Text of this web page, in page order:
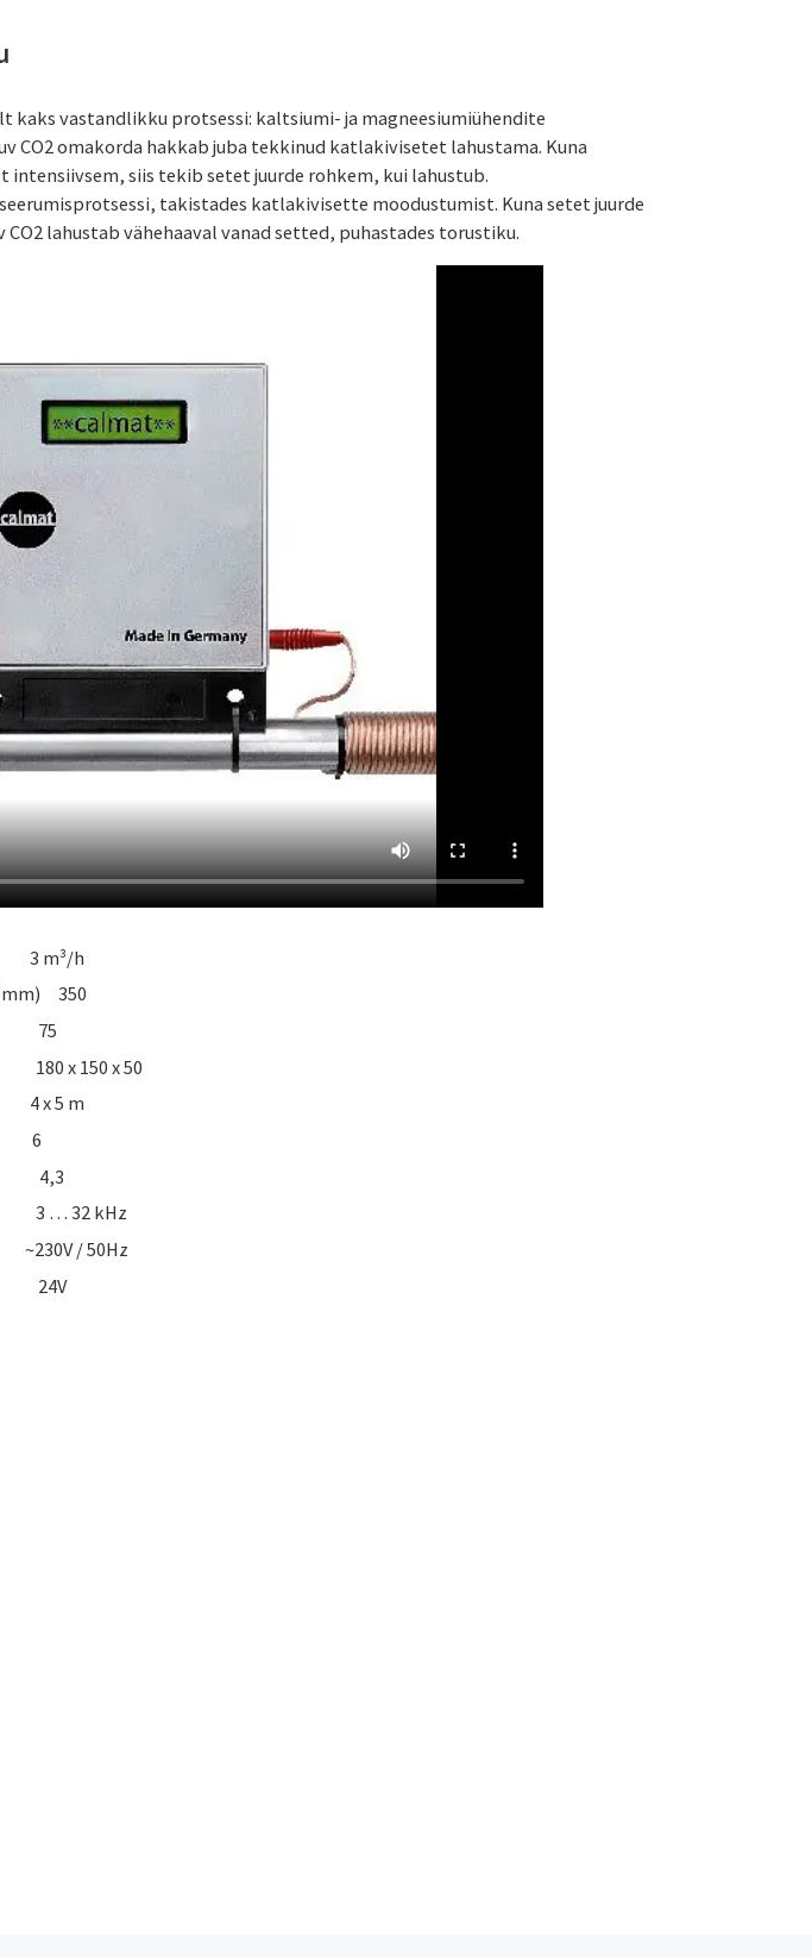
kaks vastandlikku protsessi: kaltsiumi- ja magneesiumiühendite
CO2 omakorda hakkab juba tekkinud katlakivisetet lahustama. Kuna
siis tekib setet juurde rohkem, kui lahustub.
takistades katlakivisette moodustumist. Kuna setet juurde
lahustab vähehaaval vanad setted, puhastades torustiku.
h
350
150 x 50
4 x 5 m
kHz
50Hz